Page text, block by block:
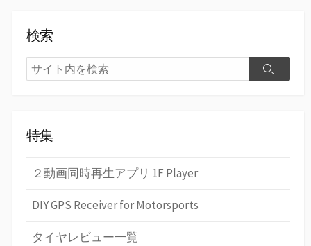
検索
検
索
検
特集
２動画同時再生アプリ 1F Player
DIY GPS Receiver for Motorsports
タイヤレビュー一覧